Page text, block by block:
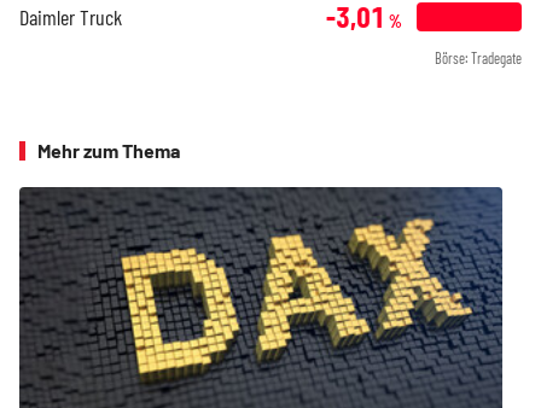
Daimler Truck -3,01 %
Börse: Tradegate
Mehr zum Thema